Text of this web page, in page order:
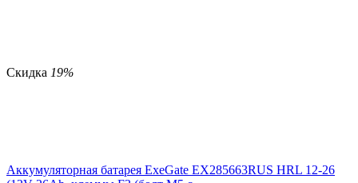
Скидка 19%
Аккумуляторная батарея ExeGate EX285663RUS HRL 12-26